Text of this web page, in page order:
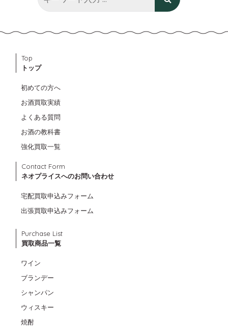
Top
トップ
初めての方へ
お酒買取実績
よくある質問
お酒の教科書
強化買取一覧
Contact Form
ネオプライスへのお問い合わせ
宅配買取申込みフォーム
出張買取申込みフォーム
Purchase List
買取商品一覧
ワイン
ブランデー
シャンパン
ウィスキー
焼酎